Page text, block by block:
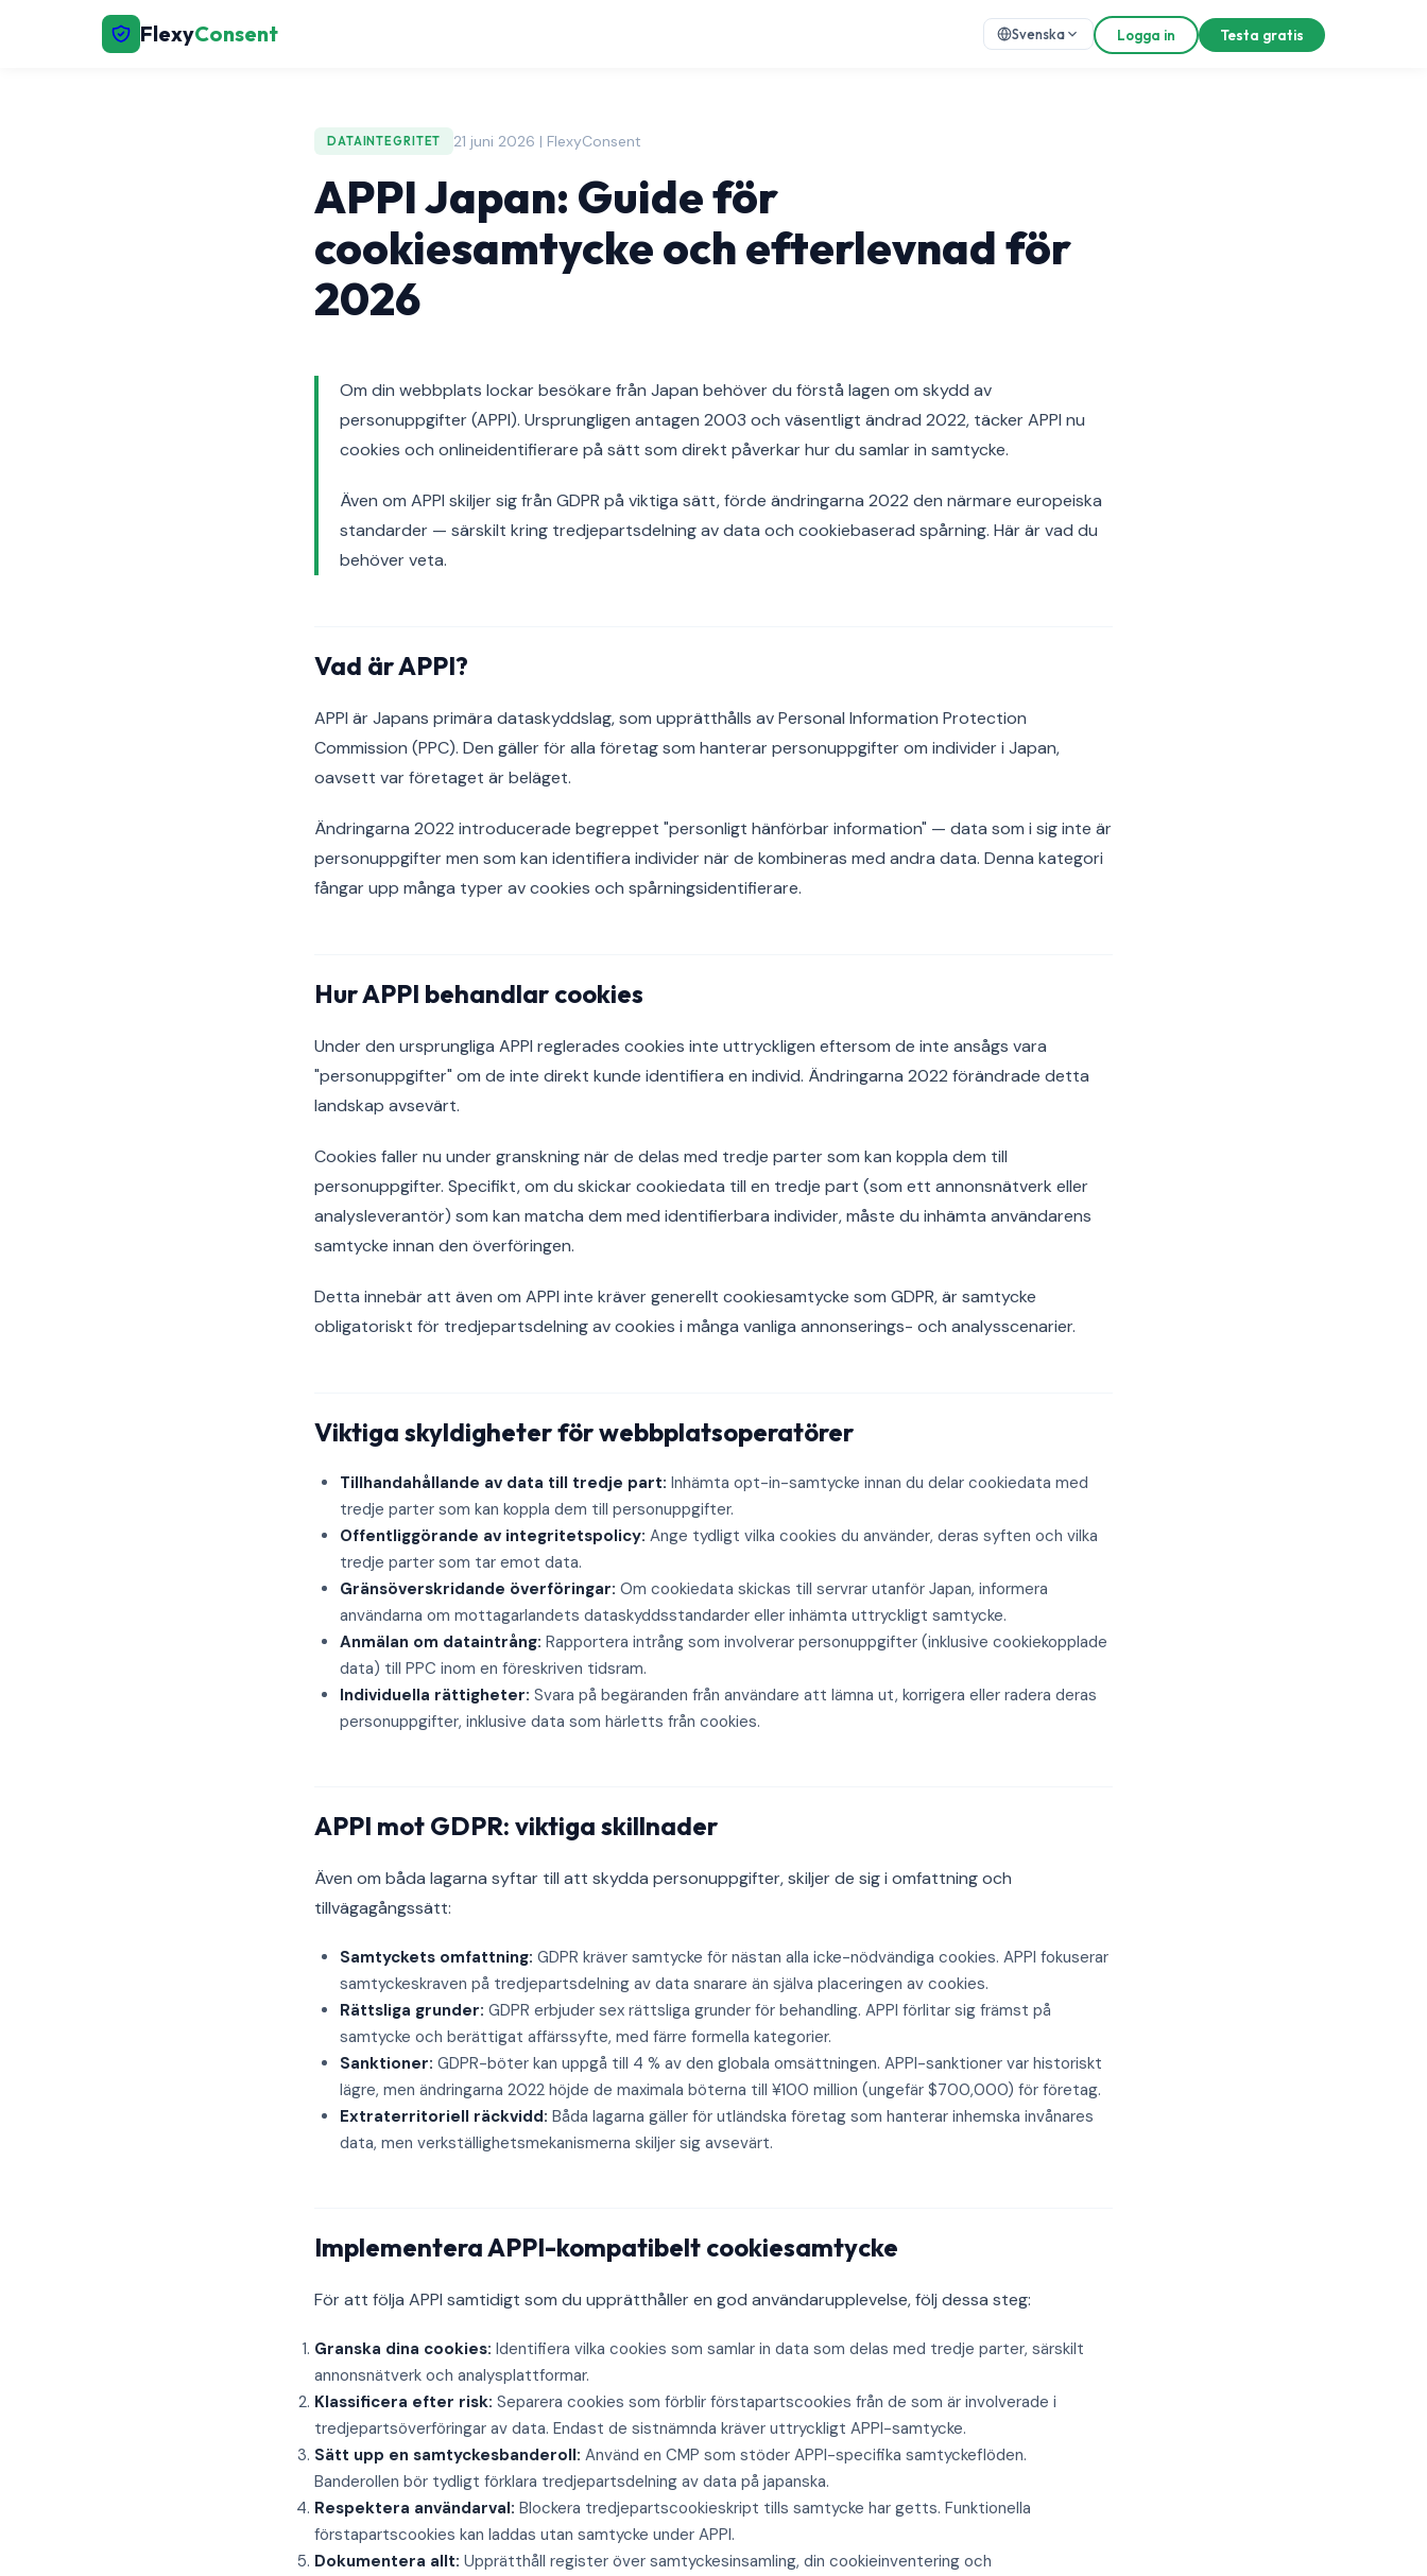
FlexyConsent Svenska Logga in Testa gratis
DATAINTEGRITET 21 juni 2026 | FlexyConsent
APPI Japan: Guide för
cookiesamtycke och efterlevnad för
2026
Om din webbplats lockar besökare från Japan behöver du förstå lagen om skydd av
personuppgifter (APPI). Ursprungligen antagen 2003 och väsentligt ändrad 2022, täcker APPI nu
cookies och onlineidentifierare på sätt som direkt påverkar hur du samlar in samtycke.
Även om APPI skiljer sig från GDPR på viktiga sätt, förde ändringarna 2022 den närmare europeiska
standarder — särskilt kring tredjepartsdelning av data och cookiebaserad spårning. Här är vad du
behöver veta.
Vad är APPI?
APPI är Japans primära dataskyddslag, som upprätthålls av Personal Information Protection
Commission (PPC). Den gäller för alla företag som hanterar personuppgifter om individer i Japan,
oavsett var företaget är beläget.
Ändringarna 2022 introducerade begreppet "personligt hänförbar information" — data som i sig inte är
personuppgifter men som kan identifiera individer när de kombineras med andra data. Denna kategori
fångar upp många typer av cookies och spårningsidentifierare.
Hur APPI behandlar cookies
Under den ursprungliga APPI reglerades cookies inte uttryckligen eftersom de inte ansågs vara
"personuppgifter" om de inte direkt kunde identifiera en individ. Ändringarna 2022 förändrade detta
landskap avsevärt.
Cookies faller nu under granskning när de delas med tredje parter som kan koppla dem till
personuppgifter. Specifikt, om du skickar cookiedata till en tredje part (som ett annonsnätverk eller
analysleverantör) som kan matcha dem med identifierbara individer, måste du inhämta användarens
samtycke innan den överföringen.
Detta innebär att även om APPI inte kräver generellt cookiesamtycke som GDPR, är samtycke
obligatoriskt för tredjepartsdelning av cookies i många vanliga annonserings- och analysscenarier.
Viktiga skyldigheter för webbplatsoperatörer
Tillhandahållande av data till tredje part: Inhämta opt-in-samtycke innan du delar cookiedata med
tredje parter som kan koppla dem till personuppgifter.
Offentliggörande av integritetspolicy: Ange tydligt vilka cookies du använder, deras syften och vilka
tredje parter som tar emot data.
Gränsöverskridande överföringar: Om cookiedata skickas till servrar utanför Japan, informera
användarna om mottagarlandets dataskyddsstandarder eller inhämta uttryckligt samtycke.
Anmälan om dataintrång: Rapportera intrång som involverar personuppgifter (inklusive cookiekopplade
data) till PPC inom en föreskriven tidsram.
Individuella rättigheter: Svara på begäranden från användare att lämna ut, korrigera eller radera deras
personuppgifter, inklusive data som härletts från cookies.
APPI mot GDPR: viktiga skillnader
Även om båda lagarna syftar till att skydda personuppgifter, skiljer de sig i omfattning och
tillvägagångssätt:
Samtyckets omfattning: GDPR kräver samtycke för nästan alla icke-nödvändiga cookies. APPI fokuserar
samtyckeskraven på tredjepartsdelning av data snarare än själva placeringen av cookies.
Rättsliga grunder: GDPR erbjuder sex rättsliga grunder för behandling. APPI förlitar sig främst på
samtycke och berättigat affärssyfte, med färre formella kategorier.
Sanktioner: GDPR-böter kan uppgå till 4 % av den globala omsättningen. APPI-sanktioner var historiskt
lägre, men ändringarna 2022 höjde de maximala böterna till ¥100 million (ungefär $700,000) för företag.
Extraterritoriell räckvidd: Båda lagarna gäller för utländska företag som hanterar inhemska invånares
data, men verkställighetsmekanismerna skiljer sig avsevärt.
Implementera APPI-kompatibelt cookiesamtycke
För att följa APPI samtidigt som du upprätthåller en god användarupplevelse, följ dessa steg:
Granska dina cookies: Identifiera vilka cookies som samlar in data som delas med tredje parter, särskilt
annonsnätverk och analysplattformar.
Klassificera efter risk: Separera cookies som förblir förstapartscookies från de som är involverade i
tredjepartsöverföringar av data. Endast de sistnämnda kräver uttryckligt APPI-samtycke.
Sätt upp en samtyckesbanderoll: Använd en CMP som stöder APPI-specifika samtyckeflöden.
Banderollen bör tydligt förklara tredjepartsdelning av data på japanska.
Respektera användarval: Blockera tredjepartscookieskript tills samtycke har getts. Funktionella
förstapartscookies kan laddas utan samtycke under APPI.
Dokumentera allt: Upprätthåll register över samtyckesinsamling, din cookieinventering och